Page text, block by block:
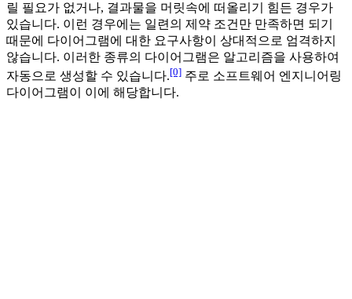
릴 필요가 없거나, 결과물을 머릿속에 떠올리기 힘든 경우가
있습니다. 이런 경우에는 일련의 제약 조건만 만족하면 되기
때문에 다이어그램에 대한 요구사항이 상대적으로 엄격하지
않습니다. 이러한 종류의 다이어그램은 알고리즘을 사용하여
자동으로 생성할 수 있습니다.[0] 주로 소프트웨어 엔지니어링
다이어그램이 이에 해당합니다.